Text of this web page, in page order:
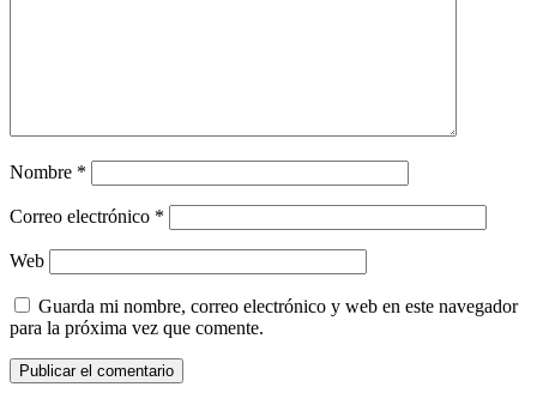
Nombre *
Correo electrónico *
Web
Guarda mi nombre, correo electrónico y web en este navegador
para la próxima vez que comente.